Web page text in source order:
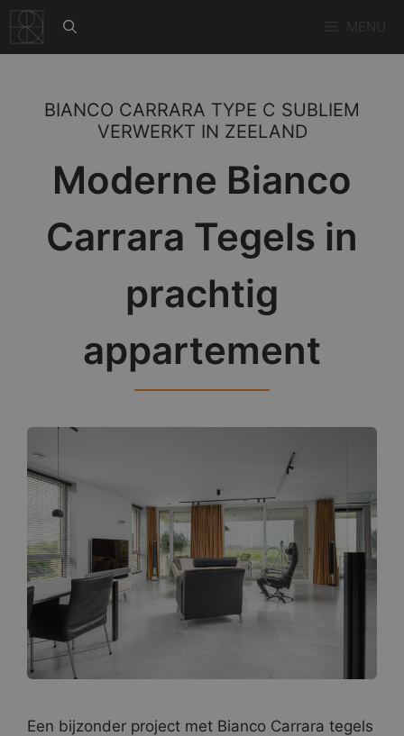
naar
de
BIANCO CARRARA TYPE C SUBLIEM
VERWERKT IN ZEELAND
Moderne Bianco
Carrara Tegels in
prachtig
appartement
Een bijzonder project met Bianco Carrara tegels